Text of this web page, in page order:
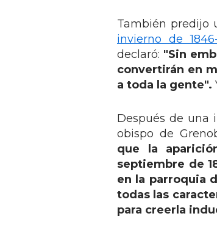
También predijo
invierno de
declaró: "Sin
convertirán en
a toda la gente".
Después de una
obispo de
que la
septiembre de
en la parroquia
todas las
para creerla